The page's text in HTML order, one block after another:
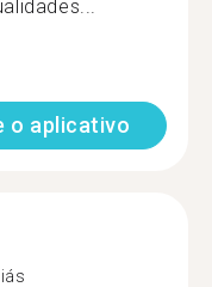
o aplicativo